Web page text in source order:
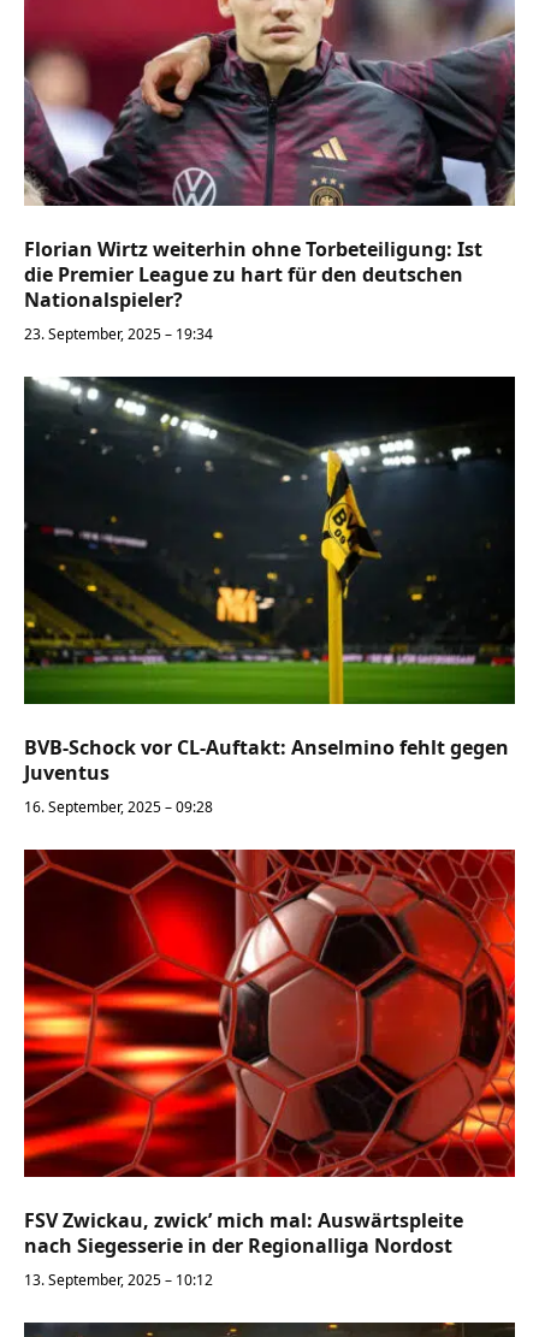
Florian Wirtz weiterhin ohne Torbeteiligung: Ist
die Premier League zu hart für den deutschen
Nationalspieler?
23. September, 2025 – 19:34
BVB-Schock vor CL-Auftakt: Anselmino fehlt gegen
Juventus
16. September, 2025 – 09:28
FSV Zwickau, zwick’ mich mal: Auswärtspleite
nach Siegesserie in der Regionalliga Nordost
13. September, 2025 – 10:12